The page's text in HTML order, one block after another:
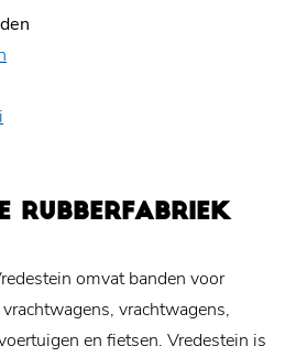
RUBBERFABRIEK
omvat banden voor
vrachtwagens,
en fietsen. Vredestein is